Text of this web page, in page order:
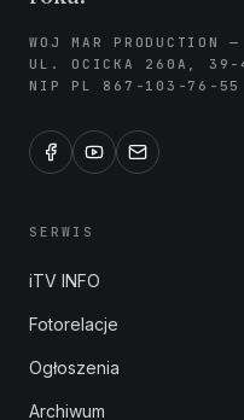
WOJ MAR PRODUCTION
UL. OCICKA 260A, 39-
NIP PL 867-103-76-55
SERWIS
iTV INFO
Fotorelacje
Ogłoszenia
Archiwum